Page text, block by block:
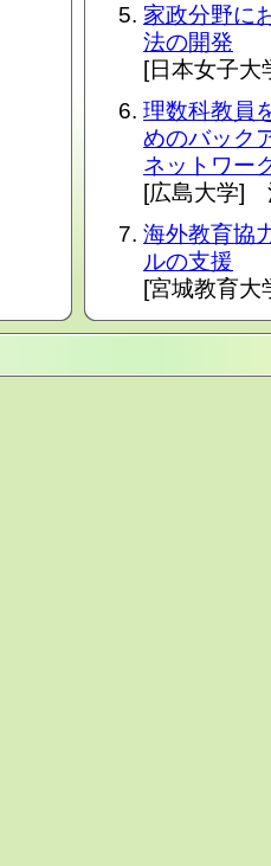
家政分野に
法の開発
[日本女子
理数科教員
めのバック
ネットワー
[広島大学]
海外教育協
ルの支援
[宮城教育